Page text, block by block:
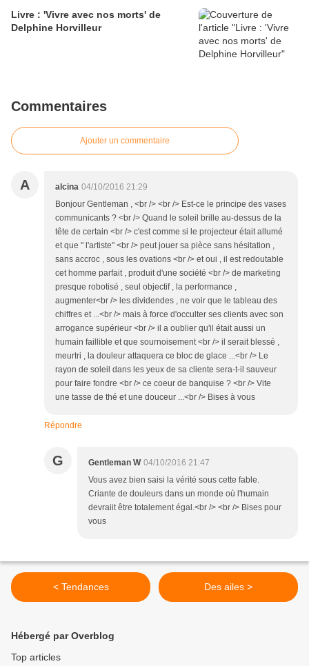
Livre : 'Vivre avec nos morts' de
Delphine Horvilleur
Commentaires
Ajouter un commentaire
A alcina 04/10/2016 21:29
Bonjour Gentleman , <br /> <br /> Est-ce le principe des vases
communicants ? <br /> Quand le soleil brille au-dessus de la
tête de certain <br /> c'est comme si le projecteur était allumé
et que " l'artiste" <br /> peut jouer sa pièce sans hésitation ,
sans accroc , sous les ovations <br /> et oui , il est redoutable
cet homme parfait , produit d'une société <br /> de marketing
presque robotisé , seul objectif , la performance ,
augmenter<br /> les dividendes , ne voir que le tableau des
chiffres et ...<br /> mais à force d'occulter ses clients avec son
arrogance supérieur <br /> il a oublier qu'il était aussi un
humain faillible et que sournoisement <br /> il serait blessé ,
meurtri , la douleur attaquera ce bloc de glace ...<br /> Le
rayon de soleil dans les yeux de sa cliente sera-t-il sauveur
pour faire fondre <br /> ce coeur de banquise ? <br /> Vite
une tasse de thé et une douceur ...<br /> Bises à vous
Répondre
G Gentleman W 04/10/2016 21:47
Vous avez bien saisi la vérité sous cette fable.
Criante de douleurs dans un monde où l'humain
devraiit être totalement égal.<br /> <br /> Bises pour
vous
< Tendances Des ailes >
Hébergé par Overblog
Top articles